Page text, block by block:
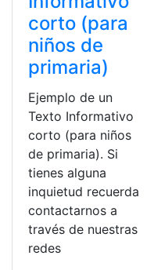
corto (para
niños de
primaria)
Ejemplo de un
Texto Informativo
corto (para niños
de primaria). Si
tienes alguna
inquietud recuerda
contactarnos a
través de nuestras
redes